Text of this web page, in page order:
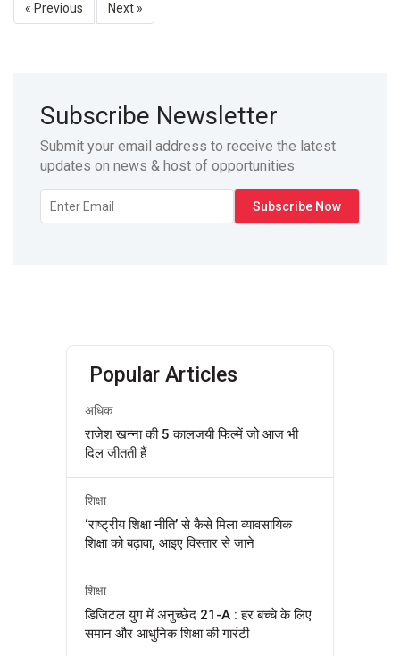
« Previous Next »
Subscribe Newsletter
Submit your email address to receive the latest
updates on news & host of opportunities
Popular Articles
अधिक
राजेश खन्ना की 5 कालजयी फिल्में जो आज भी
दिल जीतती हैं
शिक्षा
‘राष्ट्रीय शिक्षा नीति’ से कैसे मिला व्यावसायिक
शिक्षा को बढ़ावा, आइए विस्तार से जाने
शिक्षा
डिजिटल युग में अनुच्छेद 21-A : हर बच्चे के लिए
समान और आधुनिक शिक्षा की गारंटी